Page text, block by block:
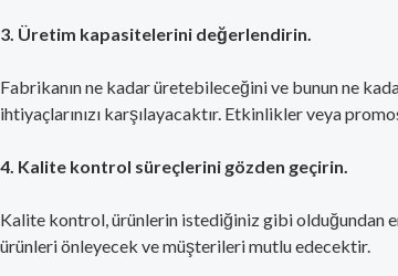
3. Üretim kapasitelerini değerlendirin.
Fabrikanın ne kadar üretebileceğini ve bunun ne
ihtiyaçlarınızı karşılayacaktır. Etkinlikler veya
4. Kalite kontrol süreçlerini gözden geçirin.
Kalite kontrol, ürünlerin istediğiniz gibi olduğundan
ürünleri önleyecek ve müşterileri mutlu edecektir.